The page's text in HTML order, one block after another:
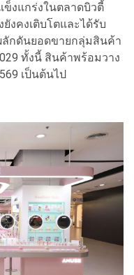
งแกร่งในตลาดบิวตี้
งคงเติบโตและได้รับ
ลักดันยอดขายกลุ่มสินค้า
ทั้งนี้ สินค้าพร้อมวาง
เป็นต้นไป